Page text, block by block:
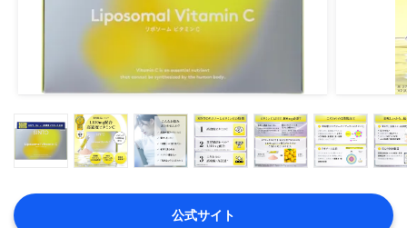
公式サイト